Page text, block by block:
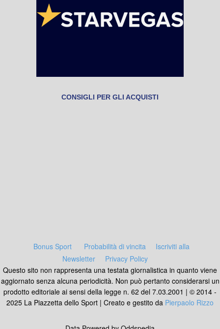
CONSIGLI PER GLI ACQUISTI
Bonus Sport Probabilità di vincita
Iscriviti alla
Newsletter
Privacy Policy
Questo sito non rappresenta una testata giornalistica in quanto viene
aggiornato senza alcuna periodicità. Non può pertanto considerarsi un
prodotto editoriale ai sensi della legge n. 62 del 7.03.2001 | © 2014 -
2025 La Piazzetta dello Sport | Creato e gestito da Pierpaolo Rizzo